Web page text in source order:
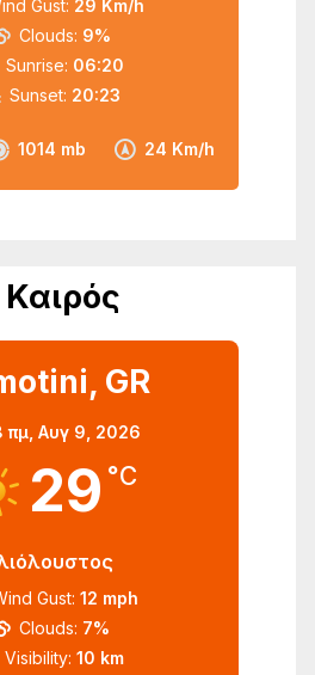
1014 mb 24 Km/h
Gust: 29 Km/h
Clouds: 9%
Sunrise: 06:20
Sunset: 20:23
GR
πμ, Αυγ 9, 2026
29 °C
Gust: 12 mph
Clouds: 7%
Visibility: 10 km